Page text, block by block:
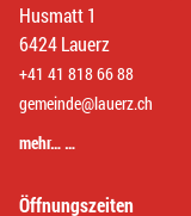
Husmatt 1
6424 Lauerz
+41 41 818 66 88
gemeinde@lauerz.ch
mehr… …
Öffnungszeiten